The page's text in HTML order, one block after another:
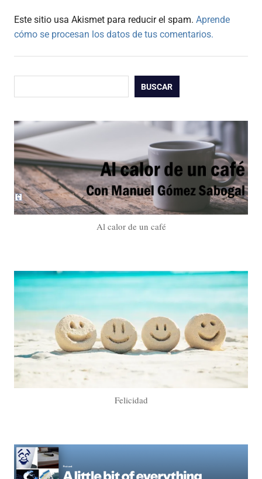
Este sitio usa Akismet para reducir el spam. Aprende
cómo se procesan los datos de tus comentarios.
BUSCAR
Al calor de un café
Felicidad